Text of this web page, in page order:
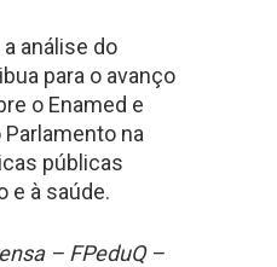
análise do
para o avanço
o Enamed e
na
públicas
e à saúde.
– FPeduQ –